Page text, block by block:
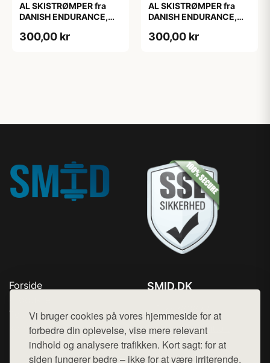
Vi bruger cookies på vores hjemmeside for at
forbedre din oplevelse, vise mere relevant
indhold og analysere trafikken. Kort sagt: for at
siden fungerer bedre – ikke for at være irriterende.
AL SKISTRØMPER fra
DANISH ENDURANCE,
300,00 kr
AL SKISTRØMPER fra
DANISH ENDURANCE,
300,00 kr
Forside
Top Rabatter
Kontakt
SMID.DK
Mail: hej@want.dk
Cookie- og privatlivspolitik